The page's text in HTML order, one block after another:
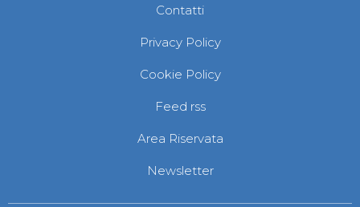
Contatti
Privacy Policy
Cookie Policy
Feed rss
Area Riservata
Newsletter